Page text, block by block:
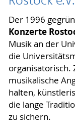
Der 1996
Konzerte
Musik an der
die
organisatorisch.
musikalische
halten,
die lange
zu sichern.